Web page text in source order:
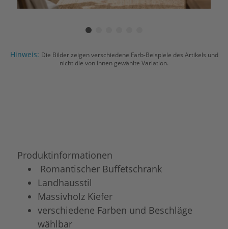
Hinweis: Die Bilder zeigen verschiedene Farb-Beispiele des Artikels und
nicht die von Ihnen gewählte Variation.
Produktinformationen
Romantischer Buffetschrank
Landhausstil
Massivholz Kiefer
verschiedene Farben und Beschläge
wählbar